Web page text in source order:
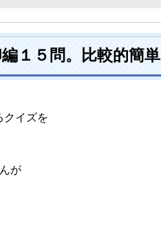
１５問。比較的簡
クイズを
が